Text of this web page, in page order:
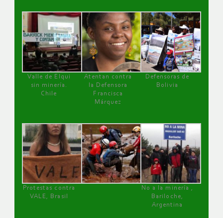
Valle de Elqui
sin minería.
Chile
Atentan contra
la Defensora
Francisca
Márquez
Defensoras de
Bolivia
Protestas contra
VALE, Brasil
No a la minería ,
Bariloche,
Argentina